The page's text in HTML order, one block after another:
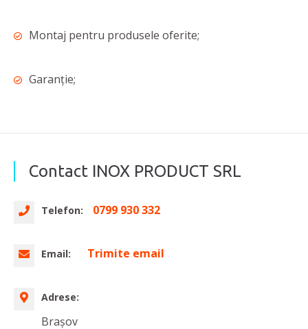
Montaj pentru produsele oferite;
Garanție;
Contact INOX PRODUCT SRL
Telefon: 0799 930 332
Email: Trimite email
Adrese:
Brașov